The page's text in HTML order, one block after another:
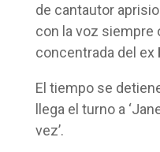
de cantautor
con la voz siempre
concentrada del ex
El tiempo se
llega el turno a
vez’.